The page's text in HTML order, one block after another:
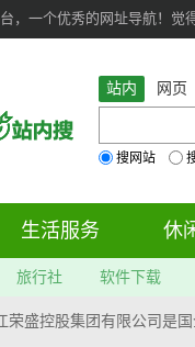
，一个优秀的网址导航！觉
站内 网页
搜网站
生活服务 休
旅行社 软件下载
荣盛控股集团有限公司是